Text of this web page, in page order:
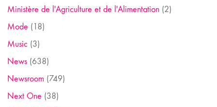
Ministère de l'Agriculture et de l'Alimentation (2)
Mode (18)
Music (3)
News (638)
Newsroom (749)
Next One (38)